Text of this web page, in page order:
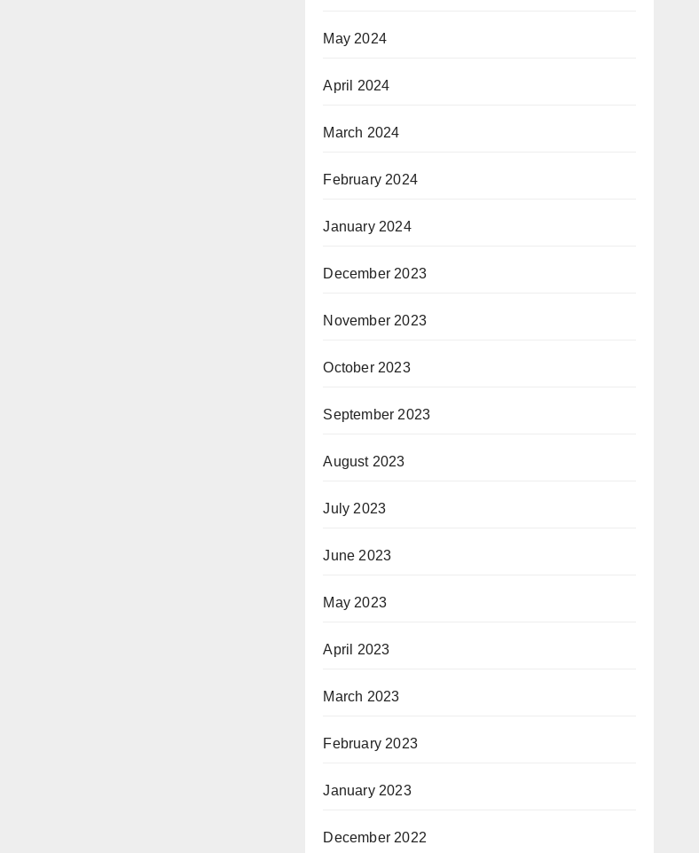
May 2024
April 2024
March 2024
February 2024
January 2024
December 2023
November 2023
October 2023
September 2023
August 2023
July 2023
June 2023
May 2023
April 2023
March 2023
February 2023
January 2023
December 2022